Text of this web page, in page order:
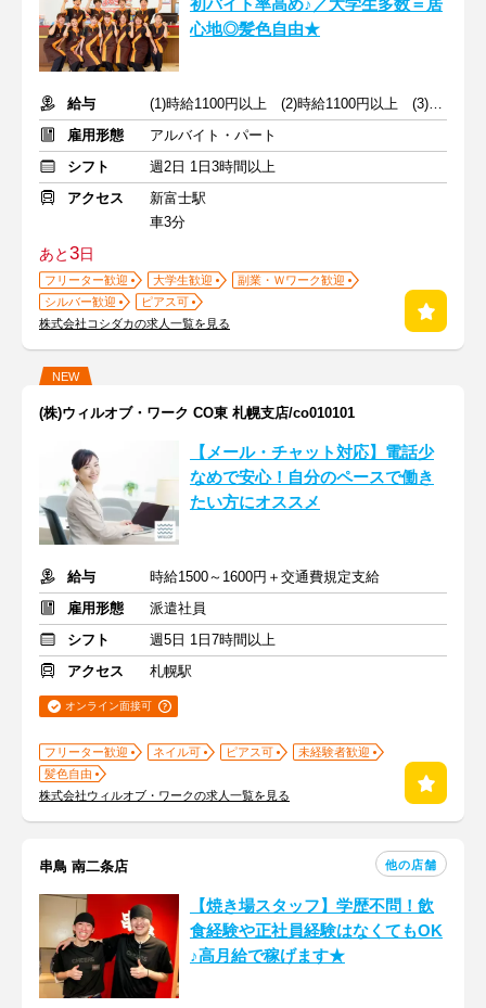
初バイト率高め♪／大学生多数＝居
心地◎髪色自由★
給与
(1)時給1100円以上 (2)時給1100円以上 (3)時給1120円以上
雇用形態
アルバイト・パート
シフト
週2日 1日3時間以上
アクセス
新富士駅
車3分
あと3日
フリーター歓迎 大学生歓迎
副業・Ｗワーク歓迎
シルバー歓迎
ピアス可
株式会社コシダカの求人一覧を見る
NEW
(株)ウィルオブ・ワーク CO東 札幌支店/co010101
【メール・チャット対応】電話少
なめで安心！自分のペースで働き
たい方にオススメ
給与
時給1500～1600円＋交通費規定支給
雇用形態
派遣社員
シフト
週5日 1日7時間以上
アクセス
札幌駅
オンライン面接可
フリーター歓迎 ネイル可 ピアス可
未経験者歓迎
髪色自由
株式会社ウィルオブ・ワークの求人一覧を見る
串鳥 南二条店 他の店舗
【焼き場スタッフ】学歴不問！飲
食経験や正社員経験はなくてもOK
♪高月給で稼げます★